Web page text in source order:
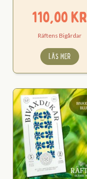
110,00kr
Räftens Bigårdar
LÄS MER